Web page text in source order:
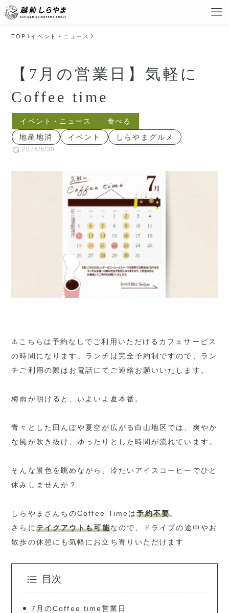
TOP イベント・ニュース
【7月の営業日】気軽に
Coffee time
イベント・ニュース
食べる
地産地消
イベント しらやまグルメ
2026/6/30
⚠️こちらは予約なしでご利用いただけるカフェサービス
の時間になります。ランチは完全予約制ですので、ラン
チご利用の際はお電話にてご連絡お願いいたします。
梅雨が明けると、いよいよ夏本番。
青々とした田んぼや夏空が広がる白山地区では、爽やか
な風が吹き抜け、ゆったりとした時間が流れています。
そんな景色を眺めながら、冷たいアイスコーヒーでひと
休みしませんか？
しらやまさんちのCoffee Timeは予約不要。
さらにテイクアウトも可能なので、ドライブの途中やお
散歩の休憩にも気軽にお立ち寄りいただけます
目次
7月のCoffee time営業日